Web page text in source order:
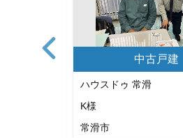
中古戸建
ハウスドゥ 常滑
K様
常滑市